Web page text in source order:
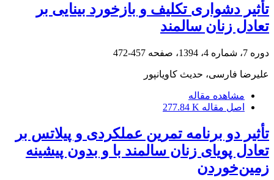
تأثیر دشواری تکلیف و بازخورد بینایی بر
تعادل زنان سالمند
دوره 7، شماره 4، 1394، صفحه 457-472
علیرضا فارسی، حدیث کاویانپور
مشاهده مقاله
اصل مقاله 277.84 K
تأثیر دو برنامه تمرین عملکردی و پیلاتس بر
تعادل پویای زنان سالمند با و بدون پیشینه
زمین‌خوردن